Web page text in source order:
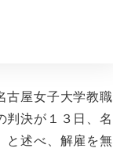
古屋女子大学教職
判決が１３日、名
と述べ、解雇を無